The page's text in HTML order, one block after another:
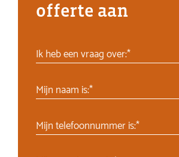
offerte aan
Ik heb een vraag over:*
Mijn naam is:*
Mijn telefoonnummer is:*